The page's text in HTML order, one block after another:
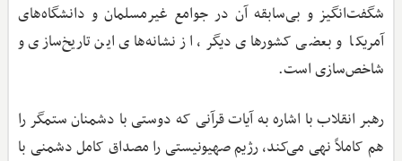
شگفت‌انگیز و بی‌سابقه آن در جوامع غیرمسلمان و دانشگاه‌های
آمریکا و بعضی کشورهای دیگر، از نشانه‌های این تاریخ‌سازی و
شاخص‌سازی است.
رهبر انقلاب با اشاره به آیات قرآنی که دوستی با دشمنان ستمگر را
هم کاملاً نهی می‌کند، رژیم صهیونیستی را مصداق کامل دشمنی با